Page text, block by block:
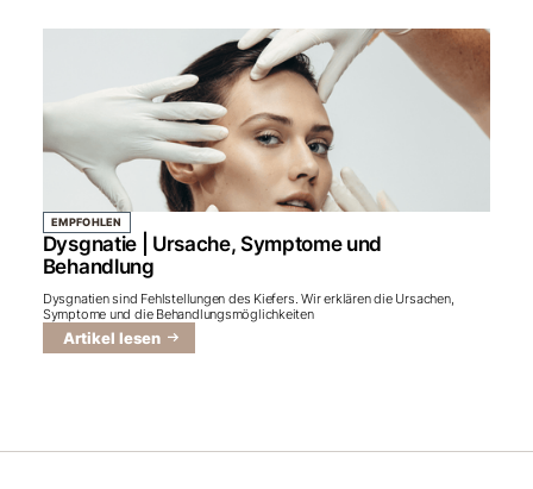
EMPFOHLEN
Dysgnatie | Ursache, Symptome und
Behandlung
Dysgnatien sind Fehlstellungen des Kiefers. Wir erklären die Ursachen,
Symptome und die Behandlungsmöglichkeiten
Artikel lesen